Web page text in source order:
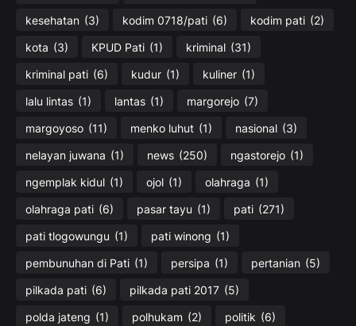
kesehatan (3) kodim 0718/pati (6) kodim pati (2)
kota (3) KPUD Pati (1) kriminal (31)
kriminal pati (6) kudur (1) kuliner (1)
lalu lintas (1) lantas (1) margorejo (7)
margoyoso (11) menko luhut (1) nasional (3)
nelayan juwana (1) news (250) ngastorejo (1)
ngemplak kidul (1) ojol (1) olahraga (1)
olahraga pati (6) pasar tayu (1) pati (271)
pati tlogowungu (1) pati winong (1)
pembunuhan di Pati (1) persipa (1) pertanian (5)
pilkada pati (6) pilkada pati 2017 (5)
polda jateng (1) polhukam (2) politik (6)